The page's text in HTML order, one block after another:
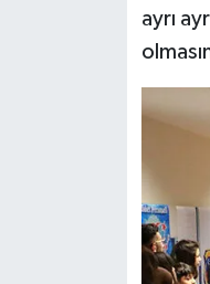
ayrı